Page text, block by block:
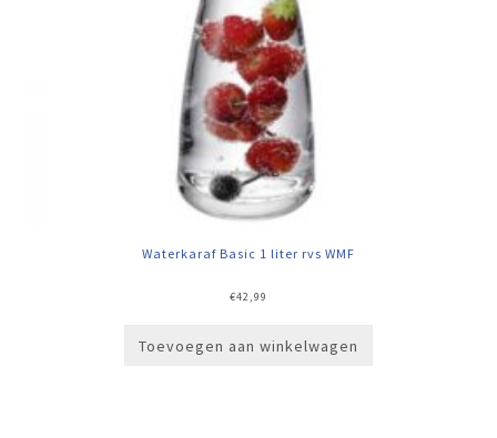
Waterkaraf Basic 1 liter rvs WMF
€42,99
Toevoegen aan winkelwagen